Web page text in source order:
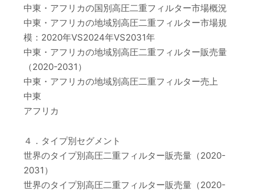
中東・アフリカの国別高圧二重フィルター市場概況
中東・アフリカの地域別高圧二重フィルター市場規
模：2020年VS2024年VS2031年
中東・アフリカの地域別高圧二重フィルター販売量
（2020-2031）
中東・アフリカの地域別高圧二重フィルター売上
中東
アフリカ
４．タイプ別セグメント
世界のタイプ別高圧二重フィルター販売量（2020-
2031）
世界のタイプ別高圧二重フィルター販売量（2020-